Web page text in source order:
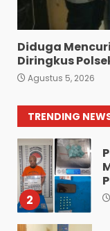
Diduga
Diringkus
Agustus 5, 2026
TRENDING
7
1
2